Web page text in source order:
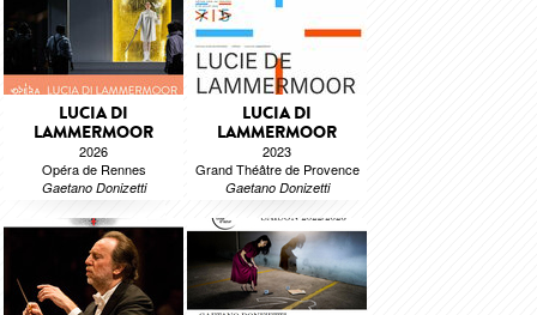
LUCIA DI
LAMMERMOOR
2026
Opéra de Rennes
Gaetano Donizetti
LUCIA DI
LAMMERMOOR
2023
Grand Théâtre de Provence
Gaetano Donizetti